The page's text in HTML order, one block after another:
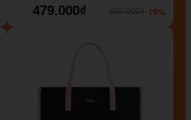
479.000₫
-19%